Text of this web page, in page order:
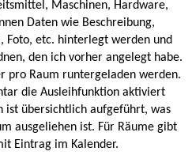
Maschinen, Hardware,
Daten wie Beschreibung,
Foto, etc. hinterlegt werden und
den ich vorher angelegt habe.
pro Raum runtergeladen werden.
die Ausleihfunktion aktiviert
ist übersichtlich aufgeführt, was
ausgeliehen ist. Für Räume gibt
Eintrag im Kalender.